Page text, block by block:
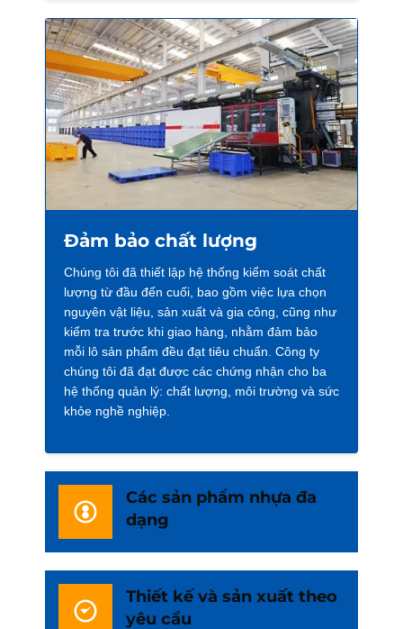
Đảm bảo chất lượng
Chúng tôi đã thiết lập hệ thống kiểm soát chất
lượng từ đầu đến cuối, bao gồm việc lựa chọn
nguyên vật liệu, sản xuất và gia công, cũng như
kiểm tra trước khi giao hàng, nhằm đảm bảo
mỗi lô sản phẩm đều đạt tiêu chuẩn. Công ty
chúng tôi đã đạt được các chứng nhận cho ba
hệ thống quản lý: chất lượng, môi trường và sức
khỏe nghề nghiệp.
Các sản phẩm nhựa đa
dạng
Thiết kế và sản xuất theo
yêu cầu